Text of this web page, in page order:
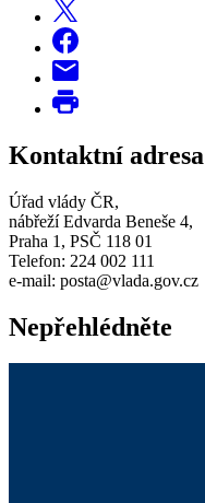
Kontaktní adresa
Úřad vlády ČR,
nábřeží Edvarda Beneše 4,
Praha 1, PSČ 118 01
Telefon: 224 002 111
e-mail: posta@vlada.gov.cz
Nepřehlédněte